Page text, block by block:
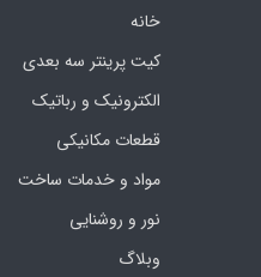
خانه
کیت پرینتر سه بعدی
الکترونیک و رباتیک
قطعات مکانیکی
مواد و خدمات ساخت
نور و روشنایی
وبلاگ